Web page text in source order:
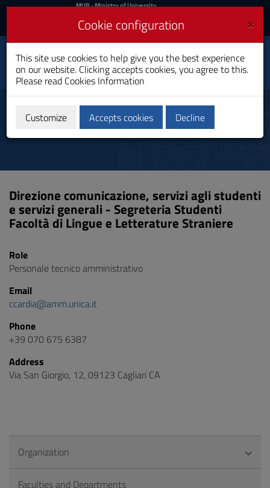
Skip
Content
to
Go
Footer
MIUR
Login
MUR- Ministry of University
Login UniCA News
Toggle
navigation
University of
Cagliari
Directories
Direzione comunicazione, servizi agli studenti
e servizi generali - Segreteria Studenti
Facoltà di Lingue e Letterature Straniere
Role
Personale tecnico amministrativo
Email
ccardia@amm.unica.it
Phone
+39 070 675 6387
Address
Via San Giorgio, 12, 09123 Cagliari CA
Organization
Faculties and Departments
×
Cookie configuration
This site use cookies to help give you the best experience
on our website. Clicking accepts cookies, you agree to this.
Please read Cookies Information
Customize Accepts cookies Decline